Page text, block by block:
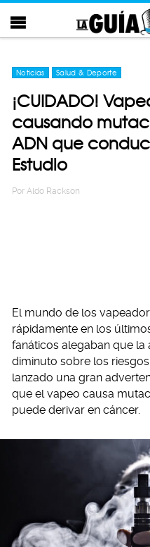
Noticias Salud & Deporte
¡CUIDADO!
causando
ADN que
Estudio
Por Aldo Rackson
El mundo de los
rápidamente en los
fanáticos alegaban que
diminuto sobre los
lanzado una gran
que el vapeo causa
puede derivar en cáncer.